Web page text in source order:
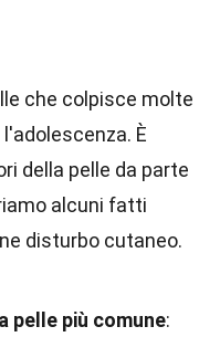
che colpisce molte
È
della pelle da parte
alcuni fatti
disturbo cutaneo.
pelle più comune: